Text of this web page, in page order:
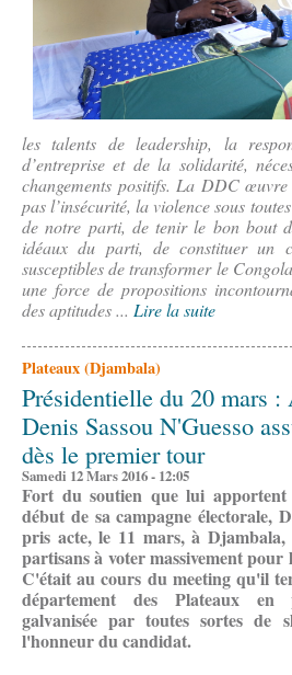
les talents de leadership, la
d’entreprise et de la solidarité,
changements positifs. La DDC
pas l’insécurité, la violence sous
de notre parti, de tenir le bon bout
idéaux du parti, de constituer un
susceptibles de transformer le
une force de propositions
des aptitudes ... Lire la suite
Plateaux (Djambala)
Présidentielle du 20 mars
Denis Sassou N'Guesso
dès le premier tour
Samedi 12 Mars 2016 - 12:05
Fort du soutien que lui apportent
début de sa campagne électorale,
pris acte, le 11 mars, à Djambala,
partisans à voter massivement
C'était au cours du meeting qu'il
département des Plateaux en
galvanisée par toutes sortes de
l'honneur du candidat.